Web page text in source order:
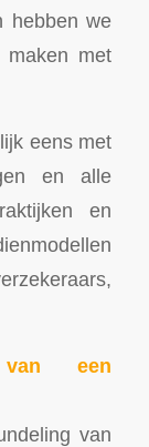
hebben we
maken met
eens met
en alle
en
een
van